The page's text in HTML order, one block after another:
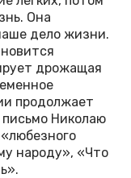
Она
дело жизни.
дрожащая
продолжает
Николаю
народу», «Что